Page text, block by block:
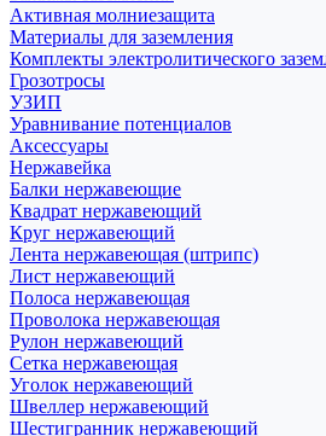
Активная молниезащита
Материалы для заземления
Комплекты электролитического
Грозотросы
УЗИП
Уравнивание потенциалов
Аксессуары
Нержавейка
Балки нержавеющие
Квадрат нержавеющий
Круг нержавеющий
Лента нержавеющая (штрипс)
Лист нержавеющий
Полоса нержавеющая
Проволока нержавеющая
Рулон нержавеющий
Сетка нержавеющая
Уголок нержавеющий
Швеллер нержавеющий
Шестигранник нержавеющий